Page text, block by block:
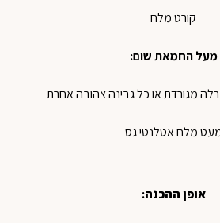
קורט מלח
מעל החמאת שום:
מלח אטלנטי גס
אופן ההכנה: